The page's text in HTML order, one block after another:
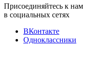
Присоединяйтесь к нам
в социальных сетях
ВКонтакте
Одноклассники